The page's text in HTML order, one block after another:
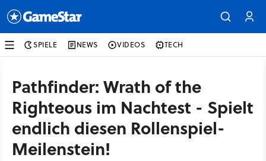
SPIELE NEWS VIDEOS TECH
Pathfinder: Wrath of the
Righteous im Nachtest - Spielt
endlich diesen Rollenspiel-
Meilenstein!